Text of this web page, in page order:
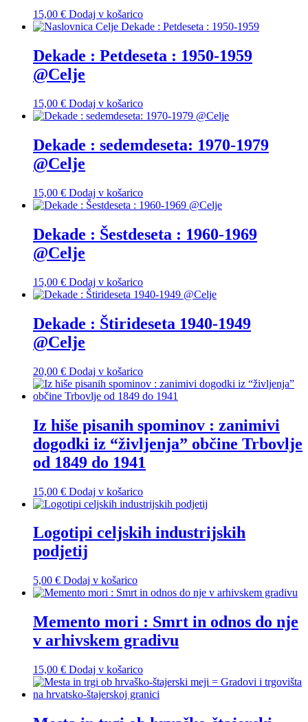
15,00 € Dodaj v košarico
Dekade : Petdeseta : 1950-1959
@Celje
15,00 € Dodaj v košarico
Dekade : sedemdeseta: 1970-1979
@Celje
15,00 € Dodaj v košarico
Dekade : Šestdeseta : 1960-1969
@Celje
15,00 € Dodaj v košarico
Dekade : Štirideseta 1940-1949
@Celje
20,00 € Dodaj v košarico
Iz hiše pisanih spominov : zanimivi
dogodki iz “življenja” občine Trbovlje
od 1849 do 1941
15,00 € Dodaj v košarico
Logotipi celjskih industrijskih
podjetij
5,00 € Dodaj v košarico
Memento mori : Smrt in odnos do nje
v arhivskem gradivu
15,00 € Dodaj v košarico